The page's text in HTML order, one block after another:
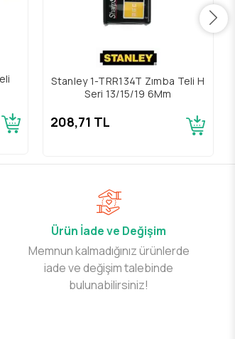
Stanley 1-TRR134T Zımba Teli H
Seri 13/15/19 6Mm
208,71 TL
Ürün İade ve Değişim
Memnun kalmadığınız ürünlerde
iade ve değişim talebinde
bulunabilirsiniz!